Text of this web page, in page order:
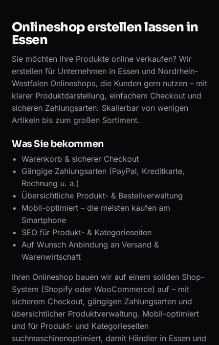
Onlineshop erstellen lassen in
Essen
Sie möchten Ihre Produkte online verkaufen? Wir
erstellen für Unternehmen in Essen und Nordrhein-
Westfalen Onlineshops, die Kunden gern nutzen – mit
klarer Produktdarstellung, einfachem Checkout und
sicheren Zahlungsarten. Skalierbar von wenigen
Artikeln bis zum großen Sortiment.
Was Sie bekommen
Warenkorb & sicherer Checkout
Gängige Zahlungsarten (PayPal, Kreditkarte,
Rechnung u. a.)
Übersichtliche Produkt- & Bestellverwaltung
Mobil-optimiert – die meisten kaufen am
Smartphone
SEO für Produkt- & Kategorieseiten
Auf Wunsch Anbindung an Versand &
Warenwirtschaft
Ihren Onlineshop bauen wir auf einem soliden Shop-
System (Shopify oder WooCommerce) auf – mit
sicherem Checkout, gängigen Zahlungsarten und
übersichtlicher Produktverwaltung. Mobil-optimiert
und für Produkt- und Kategorieseiten
suchmaschinenoptimiert, damit Händler in Essen und